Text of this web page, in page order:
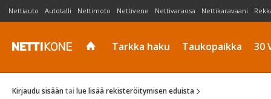
Nettiauto Autotalli Nettimoto Nettivene Nettivaraosa Nettikaravaani
Tarkka haku Taukopaikka 30
Kirjaudu sisään tai lue lisää rekisteröitymisen eduista